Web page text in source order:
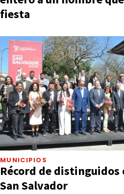
fiesta
MUNICIPIOS
Récord de distinguidos
San Salvador